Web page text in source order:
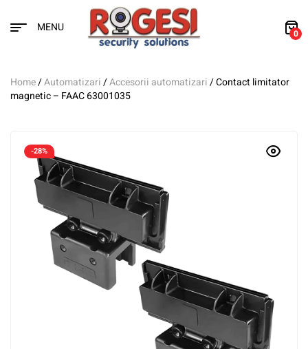
MENU 0
Home/Automatizari/Accesorii automatizari/ Contact limitator
magnetic – FAAC 63001035
-28%